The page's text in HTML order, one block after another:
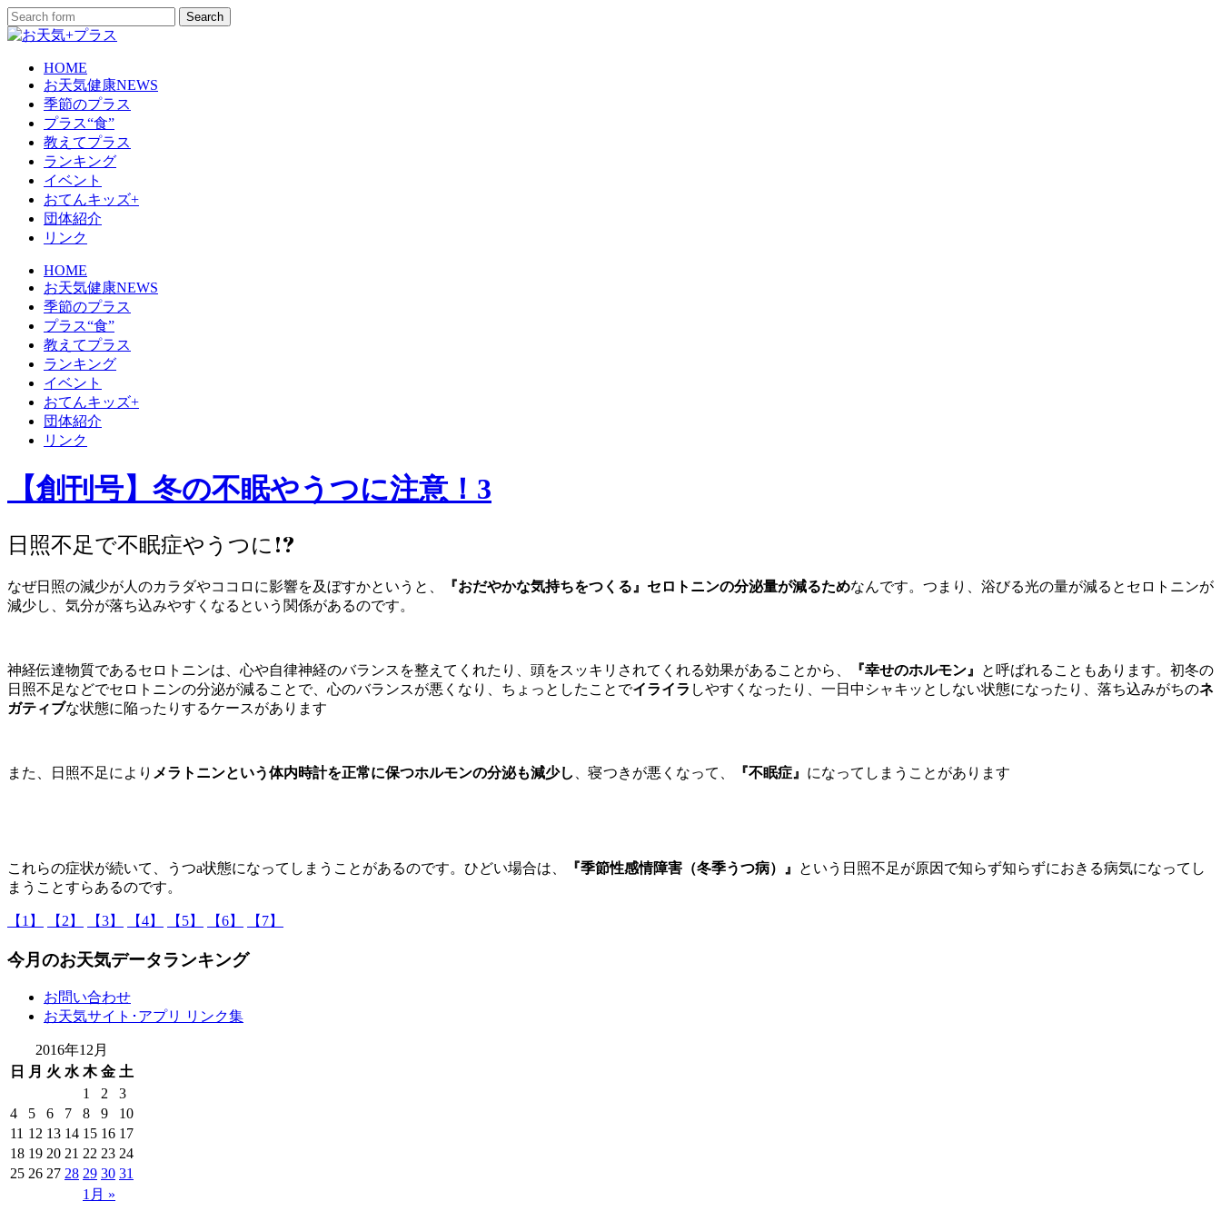
HOME
お天気健康NEWS
季節のプラス
プラス“食”
教えてプラス
ランキング
イベント
おてんキッズ+
団体紹介
リンク
HOME
お天気健康NEWS
季節のプラス
プラス“食”
教えてプラス
ランキング
イベント
おてんキッズ+
団体紹介
リンク
【創刊号】冬の不眠やうつに注意！3
日照不足で不眠症やうつに!?
なぜ日照の減少が人のカラダやココロに影響を及ぼすかというと、 『おだやかな気持ちをつくる 』 セロトニンの分泌量が減るためなんです。つまり、浴びる光の量が減るとセロトニンが
減少し、気分が落ち込みやすくなるという関係があるのです。
神経伝達物質であるセロトニンは、心や自律神経のバランスを整えてくれたり、頭をスッキリされてくれる効果があることから、 『幸せのホルモン 』
と呼ばれることもあります。初冬の
日照不足などでセロトニンの分泌が減ることで、心のバランスが悪くなり、ちょっとしたことでイライラ しやすくなったり、一日中シャキッとしない状態になったり、落ち込みがちのネ
ガティブな状態に陥ったりするケースがあります
また、日照不足により メラトニンという体内時計を正常に保つホルモンの分泌も減少し 、寝つきが悪くなって、 『不眠症 』 になってしまうことがあります
これらの症状が続いて、うつa状態になってしまうことがあるのです。ひどい場合は、 『季節性感情障害（冬季うつ病） 』
という日照不足が原因で知らず知らずにおきる病気になってし
まうことすらあるのです。
【1】 【2】 【3】 【4】 【5】 【6】 【7】
今月のお天気データランキング
お問い合わせ
お天気サイト･アプリ リンク集
2016年12月
日
月 火 水 木 金 土
1月 »
1 2
3
4
5 6 7 8 9
10
11 12 13 14 15 16 17
18 19 20 21 22 23 24
25 26 27 28 29 30 31